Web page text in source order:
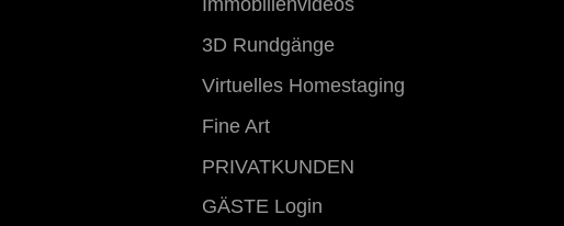
Immobilienvideos
3D Rundgänge
Fine Art
GÄSTE Login
PRIVATKUNDEN
Virtuelles Homestaging